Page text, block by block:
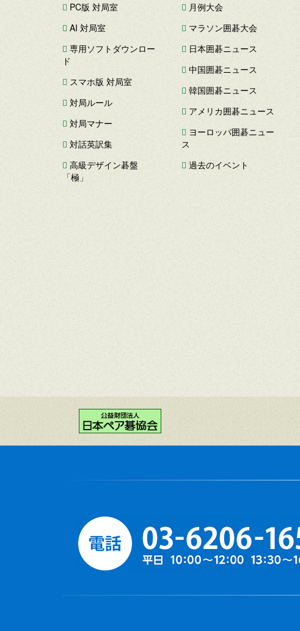
PC版 対局室
AI 対局室
専用ソフトダウンロー
ド
スマホ版 対局室
対局ルール
対局マナー
対話英訳集
高級デザイン碁盤
「極」
月例大会
マラソン囲碁大会
日本囲碁ニュース
中国囲碁ニュース
韓国囲碁ニュース
アメリカ囲碁ニュース
ヨーロッパ囲碁ニュー
ス
過去のイベント